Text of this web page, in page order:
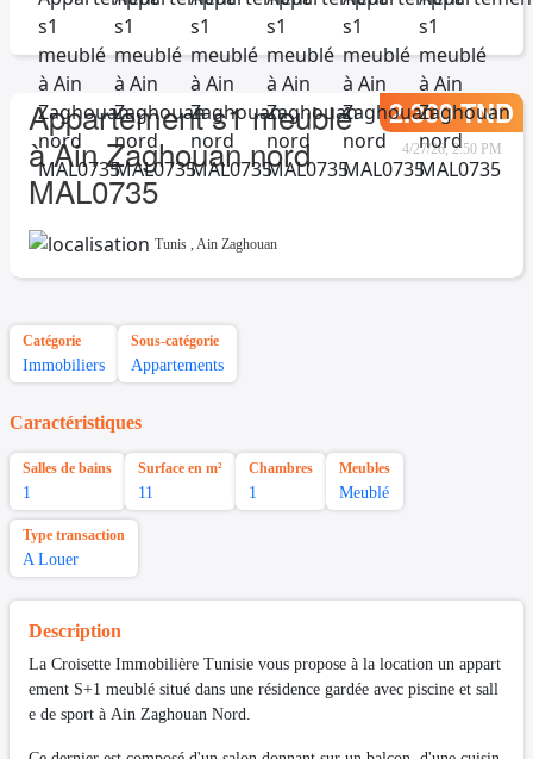
Appartement s1 meublé
à Ain Zaghouan nord
MAL0735
2.300 TND
4/27/26, 2:50 PM
Tunis , Ain Zaghouan
Catégorie
Immobiliers
Sous-catégorie
Appartements
Caractéristiques
Salles de bains
1
Surface en m²
11
Chambres
1
Meubles
Meublé
Type transaction
A Louer
Description
La Croisette Immobilière Tunisie vous propose à la location un appart
ement S+1 meublé situé dans une résidence gardée avec piscine et sall
e de sport à Ain Zaghouan Nord.